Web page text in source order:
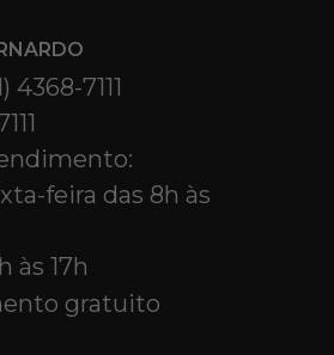
4368-7111
feira das 8h às
às 17h
gratuito